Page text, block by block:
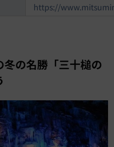
https://
冬の名勝「三十槌の